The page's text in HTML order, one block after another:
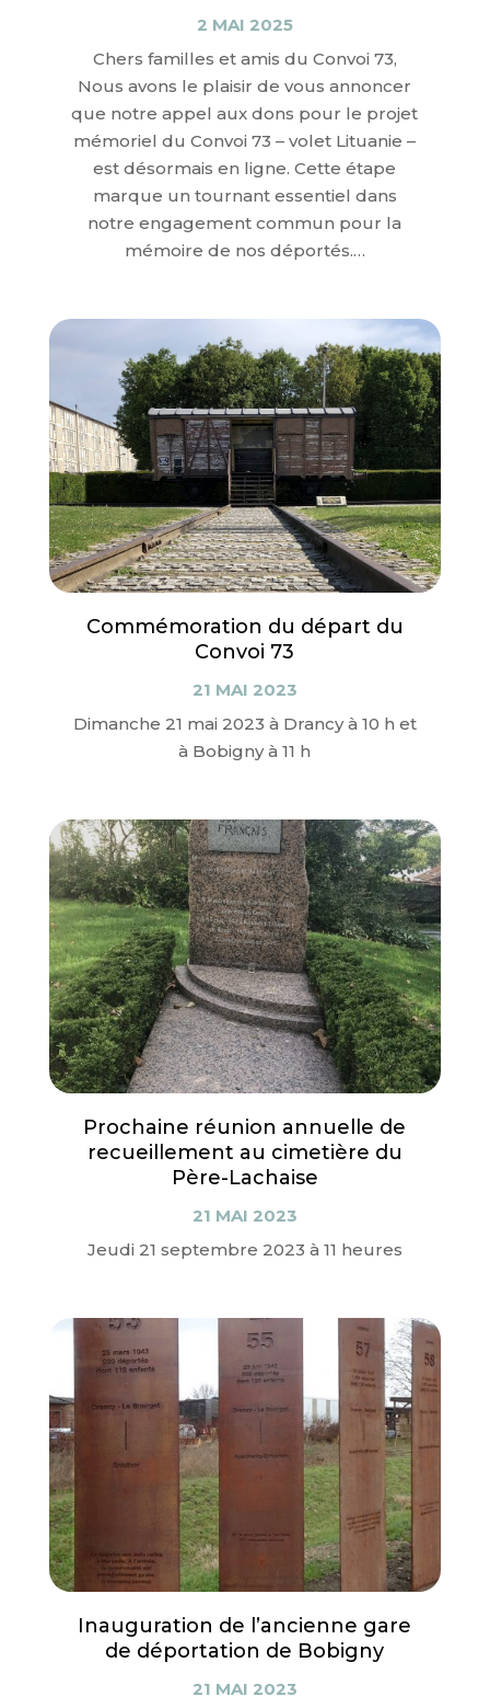
2 MAI 2025
Chers familles et amis du Convoi 73,
Nous avons le plaisir de vous annoncer
que notre appel aux dons pour le projet
mémoriel du Convoi 73 – volet Lituanie –
est désormais en ligne. Cette étape
marque un tournant essentiel dans
notre engagement commun pour la
mémoire de nos déportés.…
Commémoration du départ du
Convoi 73
21 MAI 2023
Dimanche 21 mai 2023 à Drancy à 10 h et
à Bobigny à 11 h
Prochaine réunion annuelle de
recueillement au cimetière du
Père-Lachaise
21 MAI 2023
Jeudi 21 septembre 2023 à 11 heures
Inauguration de l’ancienne gare
de déportation de Bobigny
21 MAI 2023